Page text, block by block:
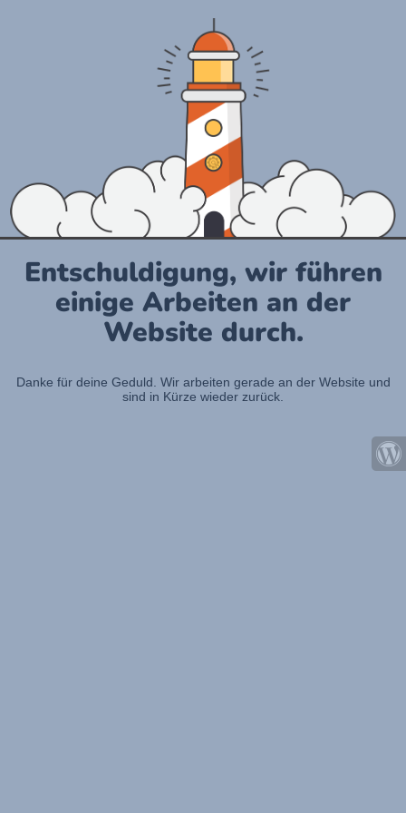
Entschuldigung, wir führen
einige Arbeiten an der
Website durch.
Danke für deine Geduld. Wir arbeiten gerade an der Website und
sind in Kürze wieder zurück.